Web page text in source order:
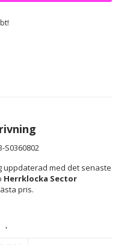
S0360802
uppdaterad med det senaste
Herrklocka Sector
pris.